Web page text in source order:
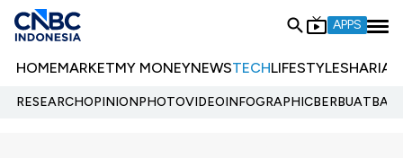
APPS
HOMEMARKETMY MONEYNEWSTECHLIFESTYLESHARIA
RESEARCHOPINIONPHOTOVIDEOINFOGRAPHIC